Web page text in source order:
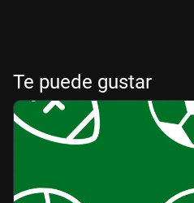
Te puede gustar